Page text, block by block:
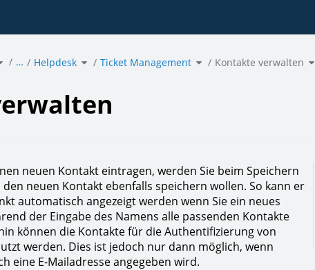
tree
… Helpdesk Toggle
the
hierarchy
tree
Ticket Management Toggle
the
hierarchy
tree
Kontakte verwalten
neuen Kontakt eintragen, werden Sie beim Speichern
den neuen Kontakt ebenfalls speichern wollen. So kann er
automatisch angezeigt werden wenn Sie ein neues
der Eingabe des Namens alle passenden Kontakte
können die Kontakte für die Authentifizierung von
werden. Dies ist jedoch nur dann möglich, wenn
eine E-Mailadresse angegeben wird.